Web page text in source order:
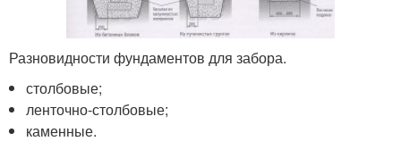
Разновидности фундаментов для забора.
столбовые;
ленточно-столбовые;
каменные.